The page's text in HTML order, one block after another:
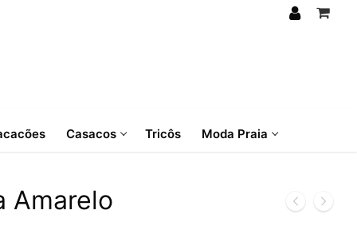
Casacos Tricôs Moda Praia
Amarelo